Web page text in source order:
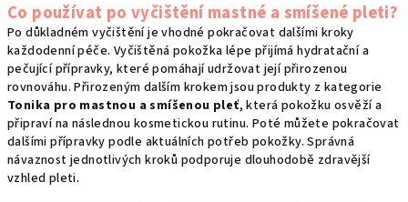
Co používat po vyčištění mastné a smíšené pleti?
Po důkladném vyčištění je vhodné pokračovat dalšími kroky
každodenní péče. Vyčištěná pokožka lépe přijímá hydratační a
pečující přípravky, které pomáhají udržovat její přirozenou
rovnováhu. Přirozeným dalším krokem jsou produkty z kategorie
Tonika pro mastnou a smíšenou pleť, která pokožku osvěží a
připraví na následnou kosmetickou rutinu. Poté můžete pokračovat
dalšími přípravky podle aktuálních potřeb pokožky. Správná
návaznost jednotlivých kroků podporuje dlouhodobě zdravější
vzhled pleti.